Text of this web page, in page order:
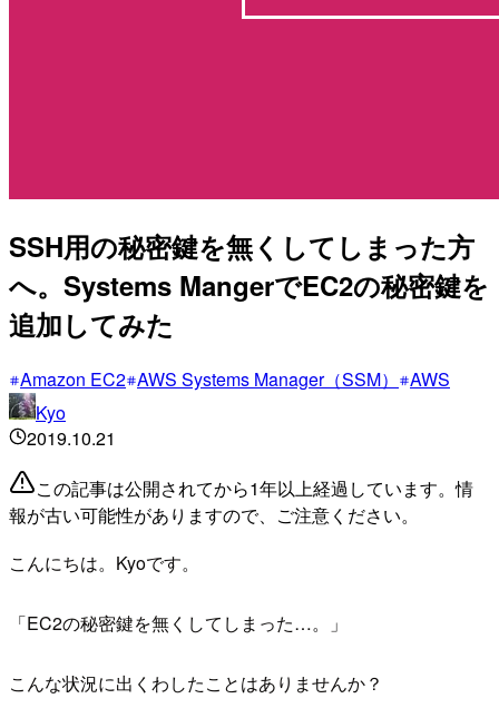
SSH用の秘密鍵を無くしてしまった方
へ。Systems MangerでEC2の秘密鍵を
追加してみた
Amazon EC2 AWS Systems Manager（SSM）
AWS
Kyo
2019.10.21
この記事は公開されてから1年以上経過しています。情
報が古い可能性がありますので、ご注意ください。
こんにちは。Kyoです。
「EC2の秘密鍵を無くしてしまった…。」
こんな状況に出くわしたことはありませんか？